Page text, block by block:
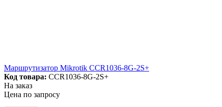
Маршрутизатор Mikrotik CCR1036-8G-2S+
Код товара: CCR1036-8G-2S+
На заказ
Цена по запросу